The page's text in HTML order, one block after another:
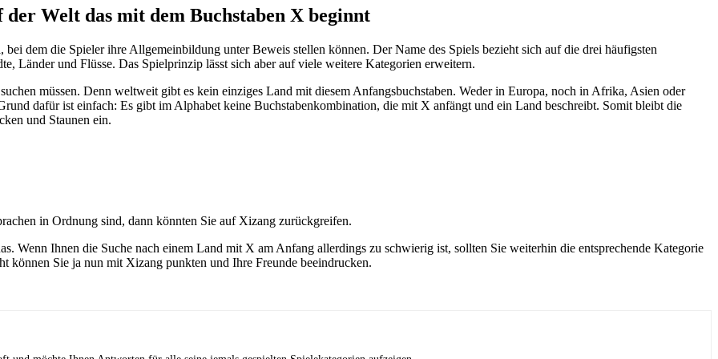
Welt das mit dem Buchstaben X beginnt
dem die Spieler ihre Allgemeinbildung unter Beweis stellen können. Der Name des Spiels bezieht sich auf die drei häufigsten
Länder und Flüsse. Das Spielprinzip lässt sich aber auf viele weitere Kategorien erweitern.
müssen. Denn weltweit gibt es kein einziges Land mit diesem Anfangsbuchstaben. Weder in Europa, noch in Afrika, Asien oder
dafür ist einfach: Es gibt im Alphabet keine Buchstabenkombination, die mit X anfängt und ein Land beschreibt. Somit bleibt die
und Staunen ein.
in Ordnung sind, dann könnten Sie auf Xizang zurückgreifen.
Wenn Ihnen die Suche nach einem Land mit X am Anfang allerdings zu schwierig ist, sollten Sie weiterhin die entsprechende Kategorie
können Sie ja nun mit Xizang punkten und Ihre Freunde beeindrucken.